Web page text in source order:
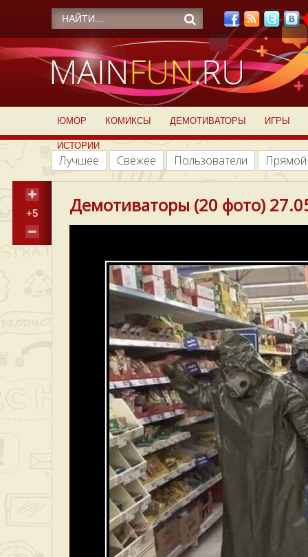
ЮМОР КОМИКСЫ ДЕМОТИВАТОРЫ ИГРЫ
ИСТОРИИ
Лучшее Свежее Пользователи
+5 Демотиваторы (20 фото)